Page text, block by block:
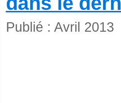
Publié : Avril 2013